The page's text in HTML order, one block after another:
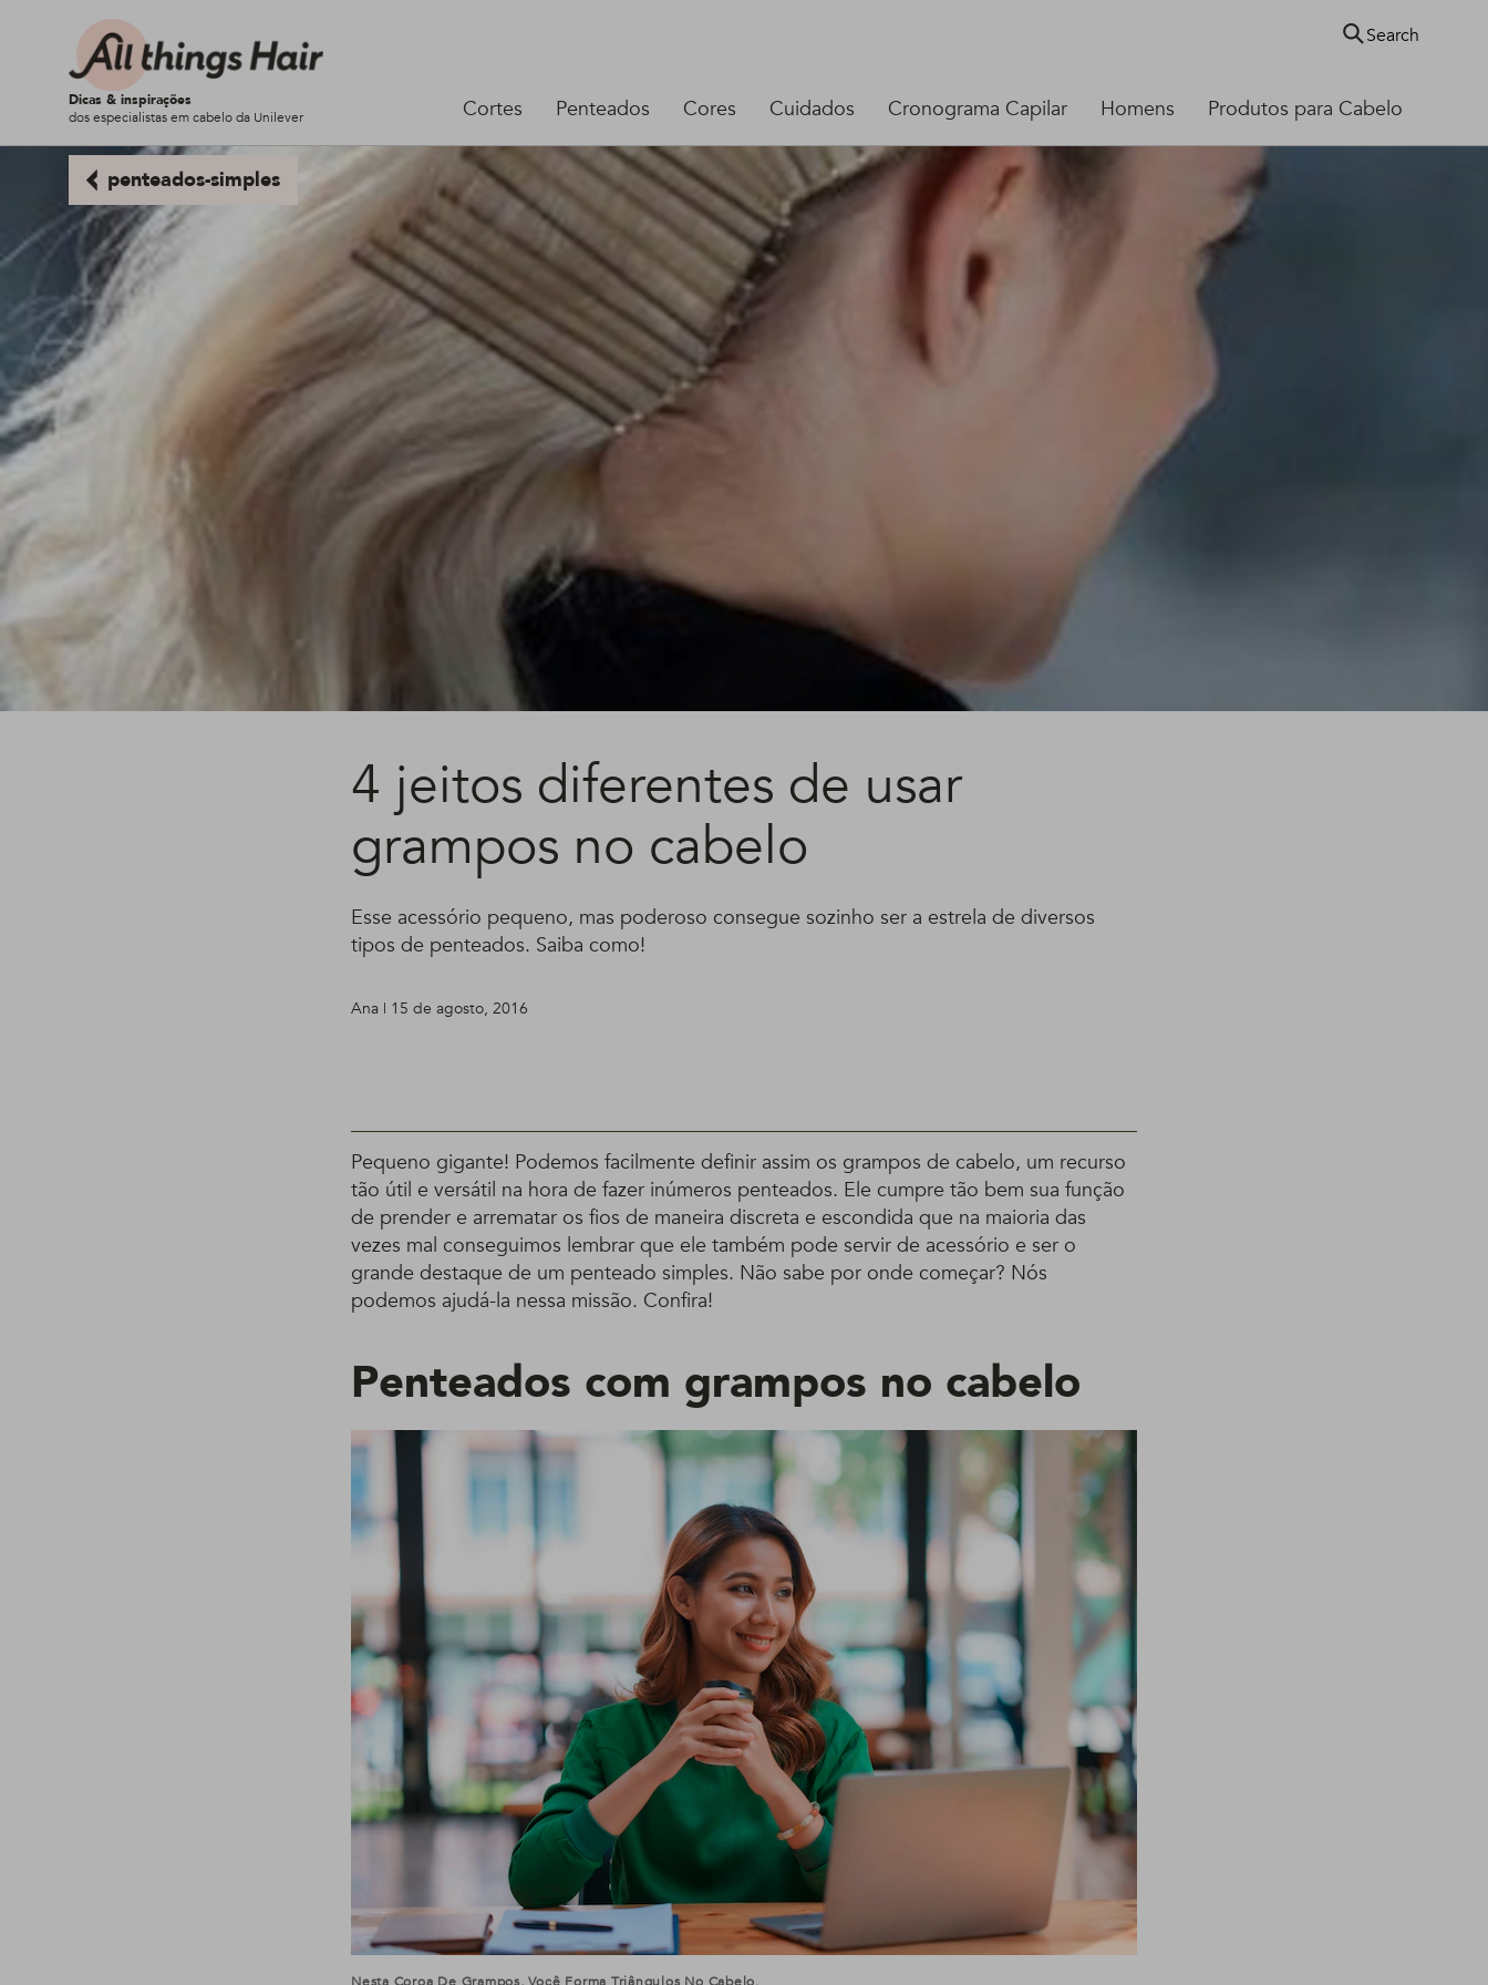
Dicas & inspirações
dos especialistas em cabelo da Unilever
Cortes Penteados Cores Cuidados Cronograma Capilar Homens Produtos para Cabelo
Search
penteados-simples
4 jeitos diferentes de usar
grampos no cabelo
Esse acessório pequeno, mas poderoso consegue sozinho ser a estrela de diversos
tipos de penteados. Saiba como!
Ana | 15 de agosto, 2016
Pequeno gigante! Podemos facilmente definir assim os grampos de cabelo, um recurso
tão útil e versátil na hora de fazer inúmeros penteados. Ele cumpre tão bem sua função
de prender e arrematar os fios de maneira discreta e escondida que na maioria das
vezes mal conseguimos lembrar que ele também pode servir de acessório e ser o
grande destaque de um penteado simples. Não sabe por onde começar? Nós
podemos ajudá-la nessa missão. Confira!
Penteados com grampos no cabelo
Nesta Coroa De Grampos, Você Forma Triângulos No Cabelo.